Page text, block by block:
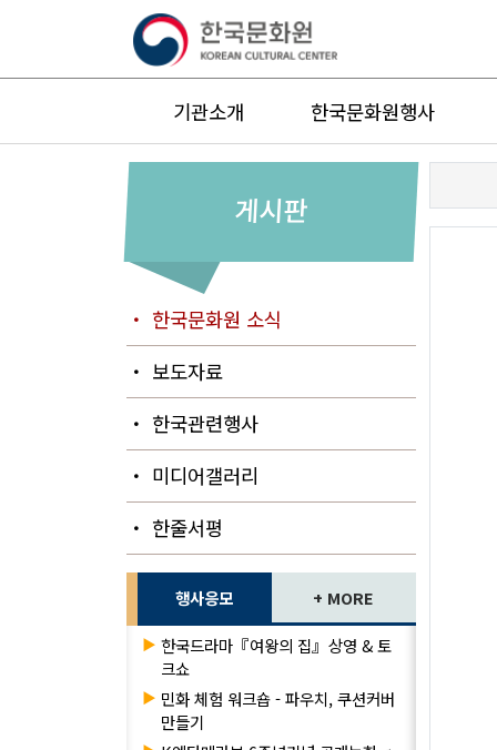
기관소개 한국문화원행사
게시판
・ 한국문화원 소식
・ 보도자료
・ 한국관련행사
・ 미디어갤러리
・ 한줄서평
행사응모 + MORE
▶ 한국드라마『여왕의 집』상영 & 토
크쇼
▶ 민화 체험 워크숍 - 파우치, 쿠션커버
만들기